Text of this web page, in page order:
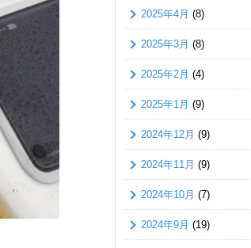
2025年4月 (8)
2025年3月 (8)
2025年2月 (4)
2025年1月 (9)
2024年12月 (9)
2024年11月 (9)
2024年10月 (7)
2024年9月 (19)